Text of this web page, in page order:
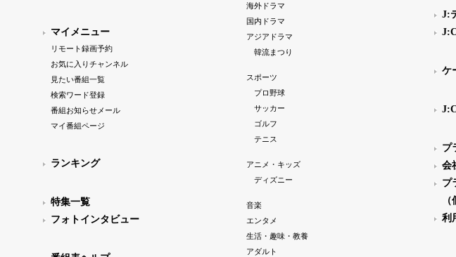
マイメニュー
リモート録画予約
お気に入りチャンネル
見たい番組一覧
検索ワード登録
番組お知らせメール
マイ番組ページ
ランキング
特集一覧
フォトインタビュー
海外ドラマ
国内ドラマ
アジアドラマ
韓流まつり
スポーツ
プロ野球
サッカー
ゴルフ
テニス
アニメ・キッズ
ディズニー
音楽
エンタメ
生活・趣味・教養
アダルト
J:
ケ
プ
会
プ
利